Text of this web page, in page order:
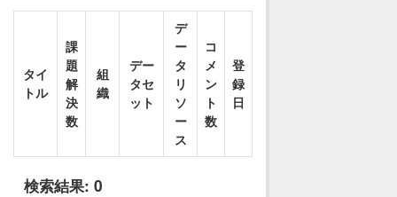
検索結果: 0
タイ
トル
課
題
解
決
数
組
織
デー
タセ
ット
デ
ー
タ
リ
ソ
ー
ス
コ
メ
ン
ト
数
登
録
日